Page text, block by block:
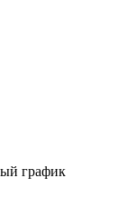
график